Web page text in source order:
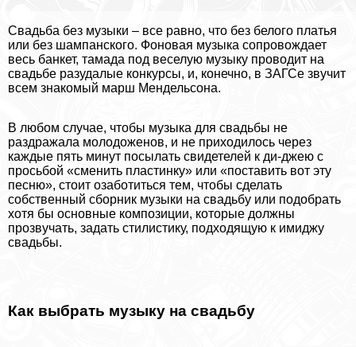
Свадьба без музыки – все равно, что без белого платья
или без шампанского. Фоновая музыка сопровождает
весь банкет, тамада под веселую музыку проводит на
свадьбе разудалые конкурсы, и, конечно, в ЗАГСе звучит
всем знакомый марш Мендельсона.
В любом случае, чтобы музыка для свадьбы не
раздражала молодоженов, и не приходилось через
каждые пять минут посылать свидетелей к ди-джею с
просьбой «сменить пластинку» или «поставить вот эту
песню», стоит озаботиться тем, чтобы сделать
собственный сборник музыки на свадьбу или подобрать
хотя бы основные композиции, которые должны
прозвучать, задать стилистику, подходящую к имиджу
свадьбы.
Как выбрать музыку на свадьбу